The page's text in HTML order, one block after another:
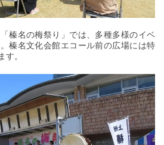
榛名の梅祭り」では、多種多様のイベ
榛名文化会館エコール前の広場には特
す。